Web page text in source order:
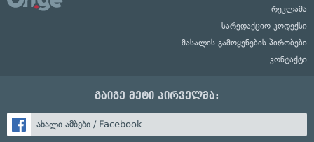
რეკლამა
სარედაქციო კოდექსი
მასალის გამოყენების პირობები
კონტაქტი
გაიგე მეტი პირველმა:
ახალი ამბები / Facebook